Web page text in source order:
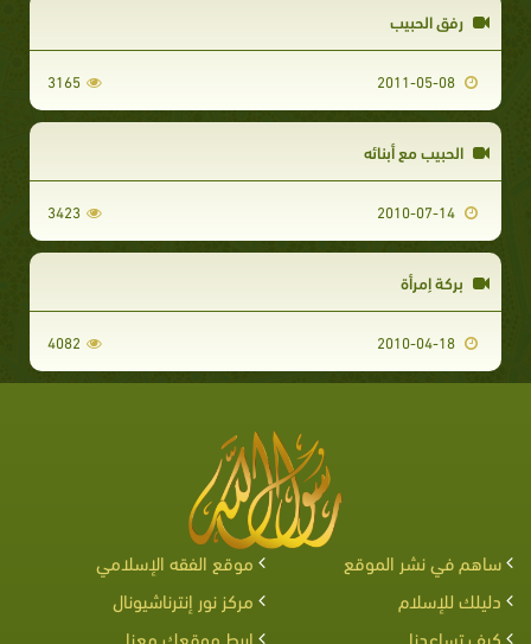
رفق الحبيب
3165
الحبيب مع أبنائه
3423
بركة إمرأة
4082
ساهم في نشر الموقع
موقع الفقه الإسلامي
دليلك للإسلام
مركز نور إنترناشيونال
كيف تساعدنا
اربط موقعك معنا